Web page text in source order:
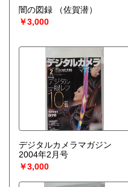
闇の図録
（佐賀潜）
￥3,000
デジタルカメラマガジン
2004年2月号
￥3,000